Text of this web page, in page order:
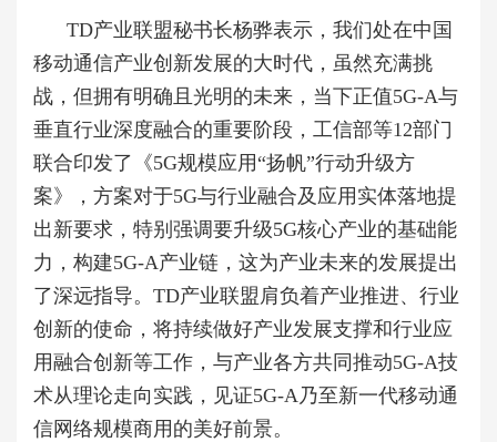
TD产业联盟秘书长杨骅表示，我们处在中国
移动通信产业创新发展的大时代，虽然充满挑
战，但拥有明确且光明的未来，当下正值5G-A与
垂直行业深度融合的重要阶段，工信部等12部门
联合印发了《5G规模应用“扬帆”行动升级方
案》，方案对于5G与行业融合及应用实体落地提
出新要求，特别强调要升级5G核心产业的基础能
力，构建5G-A产业链，这为产业未来的发展提出
了深远指导。TD产业联盟肩负着产业推进、行业
创新的使命，将持续做好产业发展支撑和行业应
用融合创新等工作，与产业各方共同推动5G-A技
术从理论走向实践，见证5G-A乃至新一代移动通
信网络规模商用的美好前景。